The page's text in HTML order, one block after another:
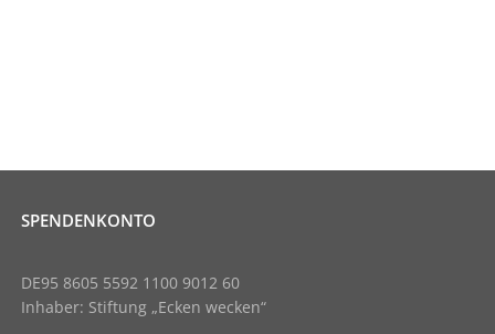
SPENDENKONTO
DE95 8605 5592 1100 9012 60
Inhaber: Stiftung „Ecken wecken“